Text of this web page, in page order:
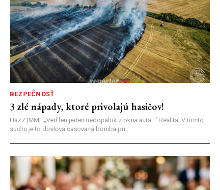
BEZPEČNOSŤ
3 zlé nápady, ktoré privolajú hasičov!
HaZZ |MM| ​„Veď len jeden nedopalok z okna auta...“ ​Realita: V tomto
suchu je to doslova časovaná bomba pri...